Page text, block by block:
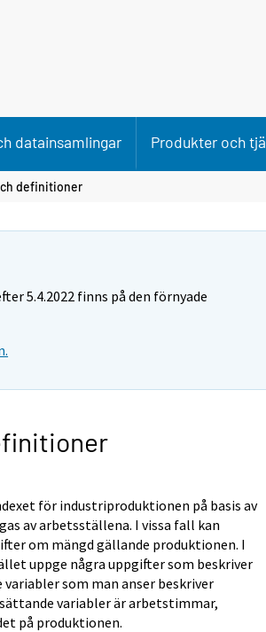
datainsamlingar Produkter och tjä
definitioner
5.4.2022 finns på den förnyade
för industriproduktionen på basis av
av arbetsställena. I vissa fall kan
om mängd gällande produktionen. I
uppge några uppgifter som beskriver
som man anser beskriver
variabler är arbetstimmar,
på produktionen.